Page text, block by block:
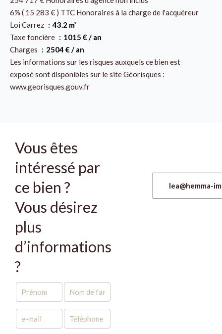
6% ( 15 283 € ) TTC Honoraires à la charge de l'acquéreur
Loi Carrez
43.2 m²
Taxe foncière
1015 € / an
Charges
2504 € / an
Les informations sur les risques auxquels ce bien est
exposé sont disponibles sur le site Géorisques :
www.georisques.gouv.fr
Vous êtes
intéressé par
ce bien ?
Vous désirez
plus
d’informations
?
lea@hemma-